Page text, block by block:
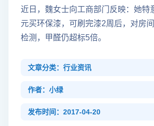
近日，魏女士向工商部门反映：她特
元买环保漆，可刷完漆2周后，对房
检测，甲醛仍超标5倍。
文章分类：行业资讯
作者：小绿
发布时间：2017-04-20